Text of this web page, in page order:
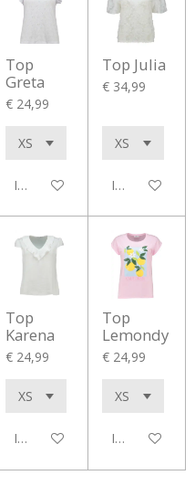
Top
Greta
€ 24,99
In winkelwagen
Top Julia
€ 34,99
In
Top
Karena
€ 24,99
In winkelwagen
Top
Lemondy
€ 24,99
In